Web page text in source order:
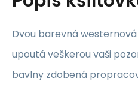
Dvou barevná
upoutá veškerou vaši
bavlny zdobená